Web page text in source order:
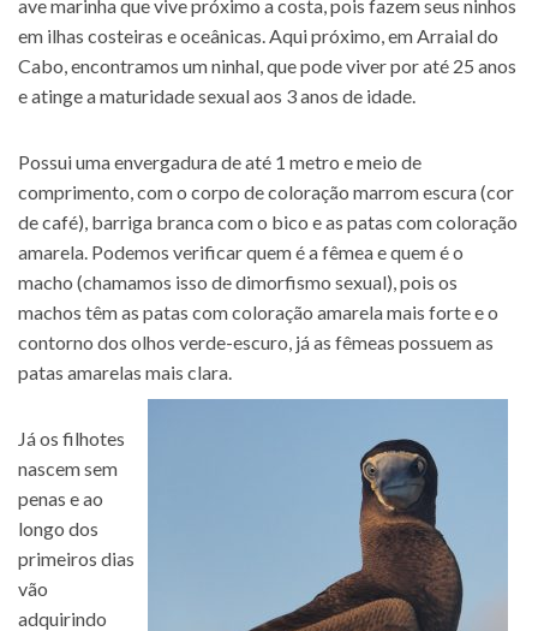
ave marinha que vive próximo a costa, pois fazem seus ninhos
em ilhas costeiras e oceânicas. Aqui próximo, em Arraial do
Cabo, encontramos um ninhal, que pode viver por até 25 anos
e atinge a maturidade sexual aos 3 anos de idade.
Possui uma envergadura de até 1 metro e meio de
comprimento, com o corpo de coloração marrom escura (cor
de café), barriga branca com o bico e as patas com coloração
amarela. Podemos verificar quem é a fêmea e quem é o
macho (chamamos isso de dimorfismo sexual), pois os
machos têm as patas com coloração amarela mais forte e o
contorno dos olhos verde-escuro, já as fêmeas possuem as
patas amarelas mais clara.
Já os filhotes
nascem sem
penas e ao
longo dos
primeiros dias
vão
adquirindo